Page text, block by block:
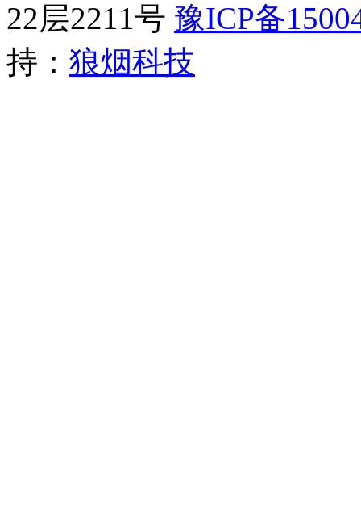
22层2211号​ 豫ICP备
持： 狼烟科技